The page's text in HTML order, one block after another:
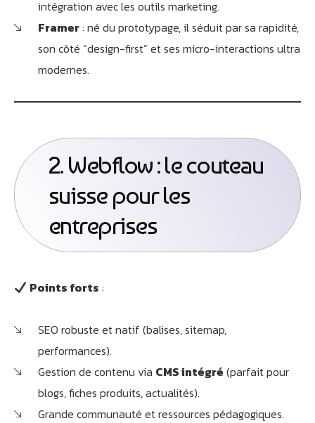
intégration avec les outils marketing.
Framer: né du prototypage, il séduit par sa rapidité,
son côté “design-first” et ses micro-interactions ultra
modernes.
2. Webflow : le couteau
suisse pour les
entreprises
Points forts :
SEO robuste et natif (balises, sitemap,
performances).
Gestion de contenu via CMS intégré (parfait pour
blogs, fiches produits, actualités).
Grande communauté et ressources pédagogiques.